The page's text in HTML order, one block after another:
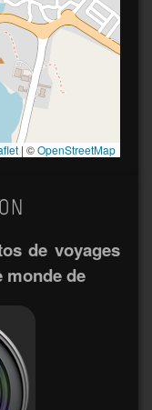
| ©OpenStreetMap
de voyages
monde de